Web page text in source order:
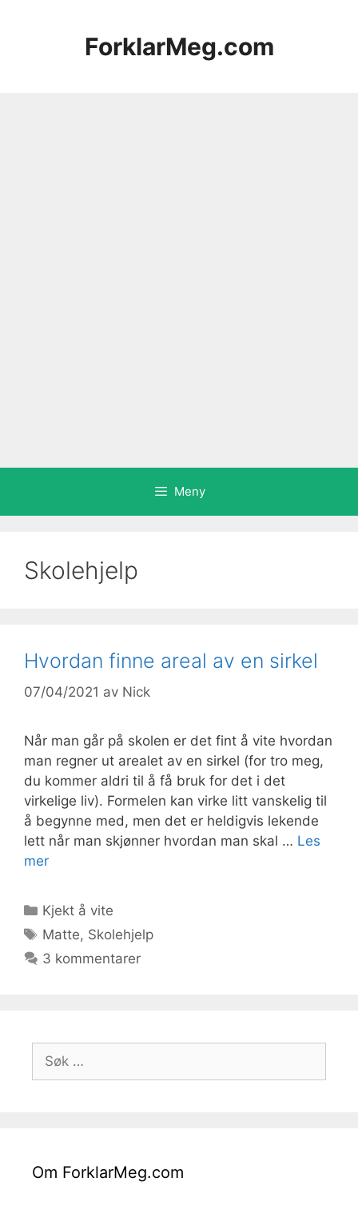
ForklarMeg.com
Meny
Skolehjelp
Hvordan finne areal av en sirkel
07/04/2021 av Nick
Når man går på skolen er det fint å vite hvordan
man regner ut arealet av en sirkel (for tro meg,
du kommer aldri til å få bruk for det i det
virkelige liv). Formelen kan virke litt vanskelig til
å begynne med, men det er heldigvis lekende
lett når man skjønner hvordan man skal … Les
mer
Kategorier
Kjekt å vite
Stikkord
Matte, Skolehjelp
3 kommentarer
etter:
Om ForklarMeg.com